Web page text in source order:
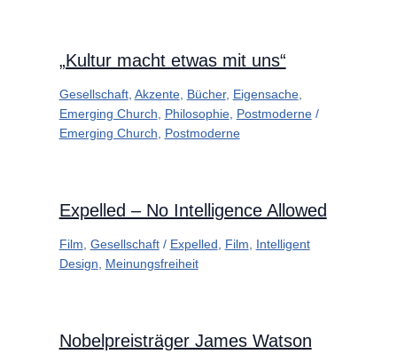
„Kultur macht etwas mit uns“
Gesellschaft, Akzente, Bücher, Eigensache,
Emerging Church
Philosophie, Postmoderne/
Emerging Church
Postmoderne
Expelled – No Intelligence Allowed
Film Gesellschaft/ Expelled Film
Intelligent
Design
Meinungsfreiheit
Nobelpreisträger James Watson